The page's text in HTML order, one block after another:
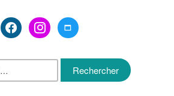
facebook2instagrammaximize
Rechercher :